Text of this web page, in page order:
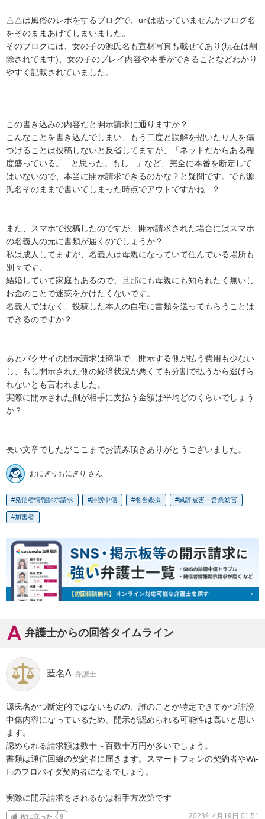
△△は風俗のレポをするブログで、urlは貼っていませんがブログ名
をそのままあげてしまいました。
そのブログには、女の子の源氏名も宣材写真も載せてあり(現在は削
除されてます)、女の子のプレイ内容や本番ができることなどわかり
やすく記載されていました。
この書き込みの内容だと開示請求に通りますか？
こんなことを書き込んでしまい、もう二度と誤解を招いたり人を傷
つけることは投稿しないと反省してますが、「ネットだからある程
度盛っている。...と思った。もし...」など、完全に本番を断定して
はいないので、本当に開示請求できるのかな？と疑問です。でも源
氏名そのままで書いてしまった時点でアウトですかね...？
また、スマホで投稿したのですが、開示請求された場合にはスマホ
の名義人の元に書類が届くのでしょうか？
私は成人してますが、名義人は母親になっていて住んでいる場所も
別々です。
結婚していて家庭もあるので、旦那にも母親にも知られたく無いし
お金のことで迷惑をかけたくないです。
名義人ではなく、投稿した本人の自宅に書類を送ってもらうことは
できるのですか？
あとバクサイの開示請求は簡単で、開示する側が払う費用も少ない
し、もし開示された側の経済状況が悪くても分割で払うから逃げら
れないとも言われました。
実際に開示された側が相手に支払う金額は平均どのくらいでしょう
か？
長い文章でしたがここまでお読み頂きありがとうございました。
おにぎりおにぎり さん
発信者情報開示請求 誹謗中傷 名誉毀損 風評被害・営業妨害
加害者
弁護士からの回答タイムライン
匿名A 弁護士
源氏名かつ断定的ではないものの、誰のことか特定できてかつ誹謗
中傷内容になっているため、開示が認められる可能性は高いと思い
ます。
認められる請求額は数十～百数十万円が多いでしょう。
書類は通信回線の契約者に届きます。スマートフォンの契約者やWi-
Fiのプロバイダ契約者になるでしょう。
実際に開示請求をされるかは相手方次第です
役に立った 9 2023年4月19日 01:51